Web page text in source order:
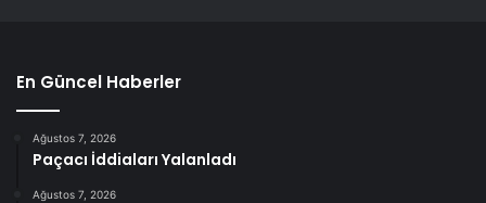
En Güncel Haberler
Ağustos 7, 2026
Paçacı İddiaları Yalanladı
Ağustos 7, 2026